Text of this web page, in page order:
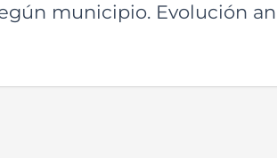
municipio. Evolución